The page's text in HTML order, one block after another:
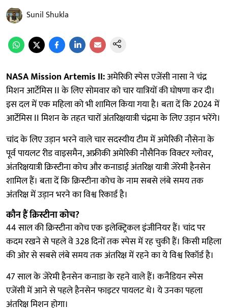
Sunil Shukla
NASA Mission Artemis II:अमेरिकी स्पेस एजेंसी नासा ने चंद्र
मिशन आर्टेमिस II के लिए सोमवार को चार यात्रियों की घोषणा कर दी।
इस दल में एक महिला को भी शामिल किया गया है। बता दें कि 2024 में
आर्टेमिस II मिशन के तहत चारों अंतरिक्षयात्री चंद्रमा के लिए उड़ान भरेंगे।
चांद के लिए उड़ान भरने वाले चार सदस्यीय टीम में अमेरिकी नौसेना के
पूर्व पायलट रीड वाइसमैन, अफ्रीकी अमेरिकी नौसैनिक विक्टर ग्लोवर,
अंतरिक्षयात्री क्रिस्टीना कोच और कनाडाई अंतरिक्ष यात्री जेरेमी हैनसेन
शामिल हैं। बता दें कि क्रिस्टीना कोच के नाम सबसे लंबे समय तक
अंतरिक्ष में उड़ान भरने का विश्व रिकार्ड है।
कौन हैं क्रिस्टीना कोच?
44 साल की क्रिस्टीना कोच एक इलेक्ट्रिकल इंजीनियर हैं। चांद पर
कदम रखने से पहले वे 328 दिनों तक स्पेस में रह चुकी हैं। किसी महिला
की ओर से सबसे लंबे समय तक अंतरिक्ष में रहने का ये विश्व रिकॉर्ड है।
47 साल के जेरेमी हैनसेन कनाडा के रहने वाले हैं। कनैडियन स्पेस
एजेंसी में आने से पहले हैनसेन फाइटर पायलट थे। ये उनका पहला
अंतरिक्ष मिशन होगा।